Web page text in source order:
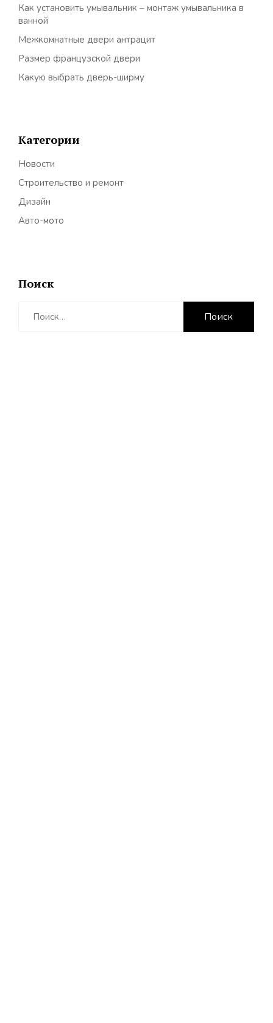
Как установить умывальник – монтаж умывальника в
ванной
Межкомнатные двери антрацит
Размер французской двери
Какую выбрать дверь-ширму
Категории
Новости
Строительство и ремонт
Дизайн
Авто-мото
Поиск